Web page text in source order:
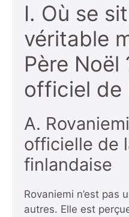
I. Où se
véritable
Père Noël
officiel de
A.
officielle de
finlandaise
Rovaniemi n’est pas
autres. Elle est